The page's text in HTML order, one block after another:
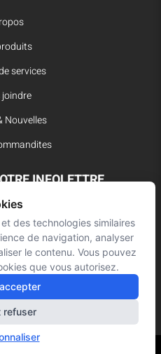
services
Nouvelles
INFOLETTRE
pour vos interventions
nouvelle de L’Arsenal.
des technologies similaires
de navigation, analyser
le contenu. Vous pouvez
que vous autorisez.
refuser